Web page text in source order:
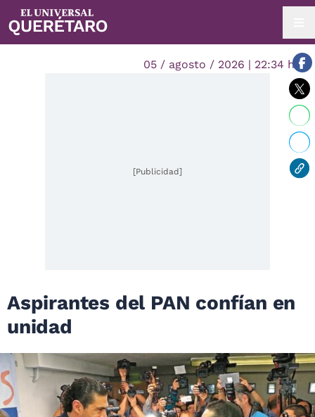
05 / agosto / 2026 | 22:34 hrs.
[Publicidad]
Aspirantes del PAN confían en
unidad